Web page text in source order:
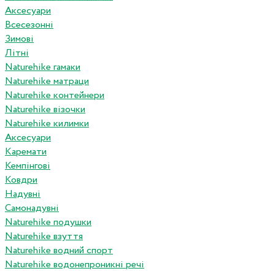
Аксесуари
Всесезонні
Зимові
Літні
Naturehike гамаки
Naturehike матраци
Naturehike контейнери
Naturehike візочки
Naturehike килимки
Аксесуари
Каремати
Кемпінгові
Ковдри
Надувні
Самонадувні
Naturehike подушки
Naturehike взуття
Naturehike водний спорт
Naturehike водонепроникні речі